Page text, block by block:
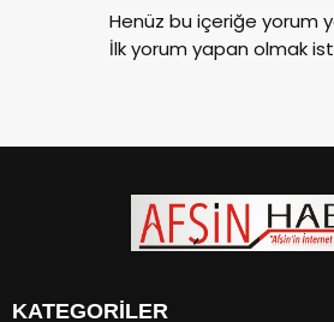
Henüz bu içeriğe yorum
İlk yorum yapan olmak
KATEGORİLER